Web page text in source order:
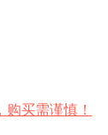
买需谨慎！